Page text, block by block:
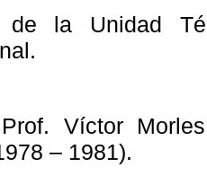
de la Unidad
Prof. Víctor
– 1981).